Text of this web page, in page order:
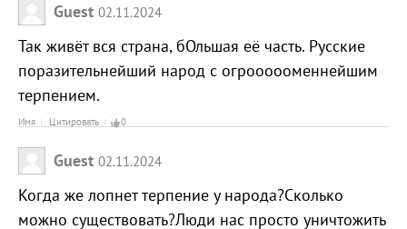
Guest 02.11.2024
Так живёт вся страна, бОльшая её часть. Русские
поразительнейший народ с огроооооменнейшим
терпением.
Имя Цитировать 0
Guest 02.11.2024
Когда же лопнет терпение у народа?Сколько
можно существовать?Люди нас просто уничтожить